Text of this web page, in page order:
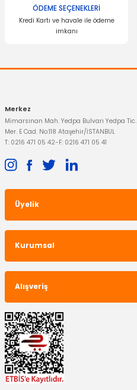
ÖDEME SEÇENEKLERİ
Kredi Kartı ve havale ile ödeme
imkanı
Merkez
Mimarsinan Mah. Yedpa Bulvarı Yedpa Tic.
Mer. E Cad. No:118 Ataşehir/İSTANBUL
T: 0216 471 05 42-F: 0216 471 05 41
Üyelik
Kurumsal
Alışveriş